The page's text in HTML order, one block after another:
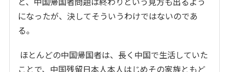
になったが、決してそういうわけではないのであ
る。
ほとんどの中国帰国者は、長く中国で生活していた
ことで、中国残留日本人本人はじめその家族ともど